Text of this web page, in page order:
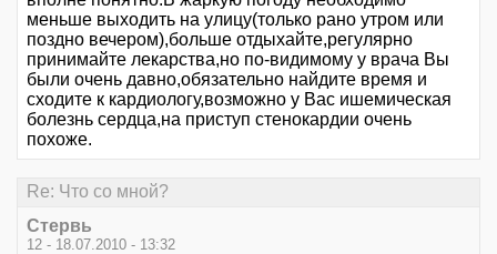
меньше выходить на улицу(только рано утром или
поздно вечером),больше отдыхайте,регулярно
принимайте лекарства,но по-видимому у врача Вы
были очень давно,обязательно найдите время и
сходите к кардиологу,возможно у Вас ишемическая
болезнь сердца,на приступ стенокардии очень
похоже.
Re: Что со мной?
Стервь
12 - 18.07.2010 - 13:32